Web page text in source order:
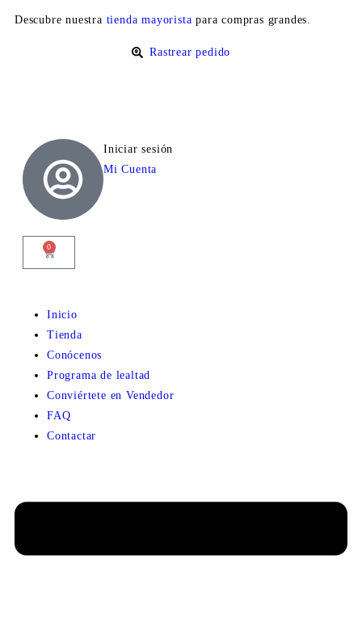
Descubre nuestra tienda mayorista para compras grandes.
Rastrear pedido
Iniciar sesión
Mi Cuenta
0
Inicio
Tienda
Conócenos
Programa de lealtad
Conviértete en Vendedor
FAQ
Contactar